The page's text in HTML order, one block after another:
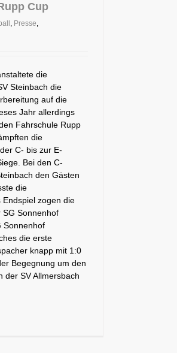
Cup
, Presse,
die
Steinbach die
auf die
Jahr allerdings
Fahrschule Rupp
die
C- bis zur E-
Bei den C-
den Gästen
die
Endspiel zogen die
SG Sonnenhof
Sonnenhof
die erste
knapp mit 1:0
Begegnung um den
der SV Allmersbach